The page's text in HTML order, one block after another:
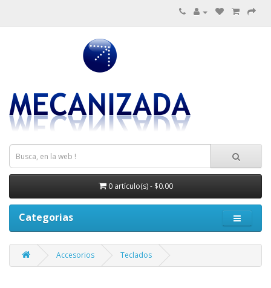
0 artículo(s) - $0.00
Categorias
Accesorios Teclados